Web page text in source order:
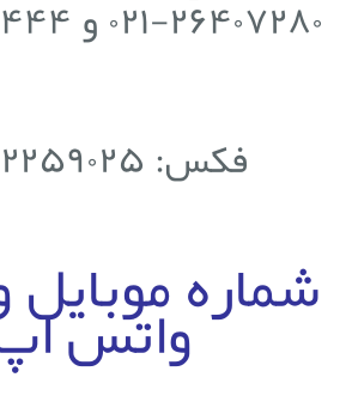
۲۶۴۰۷۲۸۰-۰۲۱ و ۲۲۲۷۰۴۴۴-۰۲۱
فکس: ۲۲۲۵۹۰۲۵-۰۲۱
شماره موبایل
واتس